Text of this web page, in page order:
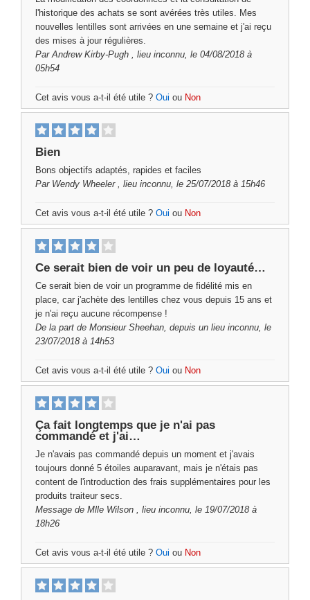
l'historique des achats se sont avérées très utiles. Mes
nouvelles lentilles sont arrivées en une semaine et j'ai reçu
des mises à jour régulières.
ParAndrew Kirby-Pugh , lieu inconnu, le 04/08/2018 à
05h54
Cet avis vous a-t-il été utile ? Oui ou Non
Bien
Bons objectifs adaptés, rapides et faciles
Par Wendy Wheeler, lieu inconnu, le 25/07/2018 à 15h46
Cet avis vous a-t-il été utile ? Oui ou Non
Ce serait bien de voir un peu de loyauté…
Ce serait bien de voir un programme de fidélité mis en
place, car j'achète des lentilles chez vous depuis 15 ans et
je n'ai reçu aucune récompense !
De la part de Monsieur Sheehan, depuis un lieu inconnu, le
23/07/2018 à 14h53
Cet avis vous a-t-il été utile ? Oui ou Non
Ça fait longtemps que je n'ai pas
commandé et j'ai…
Je n'avais pas commandé depuis un moment et j'avais
toujours donné 5 étoiles auparavant, mais je n'étais pas
content de l'introduction des frais supplémentaires pour les
produits traiteur secs.
Message de Mlle Wilson , lieu inconnu, le 19/07/2018 à
18h26
Cet avis vous a-t-il été utile ? Oui ou Non